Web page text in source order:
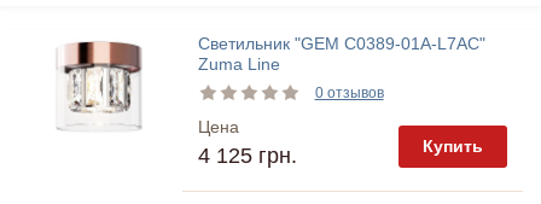
Светильник "GEM C0389-01A-L7AC"
Zuma Line
0 отзывов
Цена
4 125 грн. Купить